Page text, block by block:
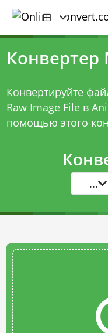
Конвертер
Конвертируйте
Raw Image File в
помощью этого
...